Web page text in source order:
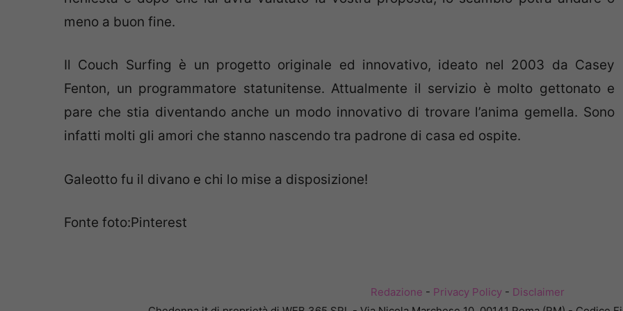
meno a buon fine.
Il Couch Surfing è un progetto originale ed innovativo, ideato nel 2003 da Casey
Fenton, un programmatore statunitense. Attualmente il servizio è molto gettonato e
pare che stia diventando anche un modo innovativo di trovare l’anima gemella. Sono
infatti molti gli amori che stanno nascendo tra padrone di casa ed ospite.
Galeotto fu il divano e chi lo mise a disposizione!
Fonte foto:Pinterest
Redazione - Privacy Policy- Disclaimer